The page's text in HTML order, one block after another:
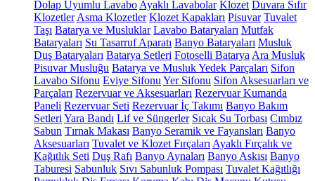
Dolap Uyumlu Lavabo Ayaklı Lavabolar Klozet Duvara Sıfır
Klozetler Asma Klozetler Klozet Kapakları Pisuvar Tuvalet
Taşı Batarya ve Musluklar Lavabo Bataryaları Mutfak
Bataryaları Su Tasarruf Aparatı Banyo Bataryaları Musluk
Duş Bataryaları Batarya Setleri Fotoselli Batarya Ara Musluk
Pisuvar Musluğu Batarya ve Musluk Yedek Parçaları Sifon
Lavabo Sifonu Eviye Sifonu Yer Sifonu Sifon Aksesuarları ve
Parçaları Rezervuar ve Aksesuarları Rezervuar Kumanda
Paneli Rezervuar Seti Rezervuar İç Takımı Banyo Bakım
Setleri Yara Bandı Lif ve Süngerler Sıcak Su Torbası Cımbız
Sabun Tırnak Makası Banyo Seramik ve Fayansları Banyo
Aksesuarları Tuvalet ve Klozet Fırçaları Ayaklı Fırçalık ve
Kağıtlık Seti Duş Rafı Banyo Aynaları Banyo Askısı Banyo
Taburesi Sabunluk Sıvı Sabunluk Pompası Tuvalet Kağıtlığı